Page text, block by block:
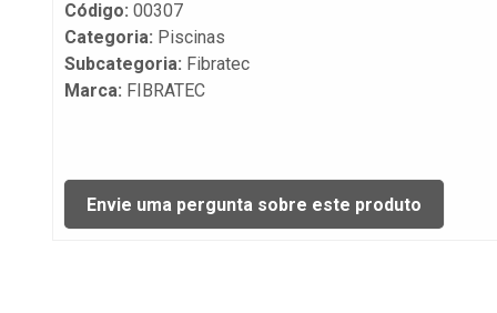
Código: 00307
Categoria: Piscinas
Subcategoria: Fibratec
Marca: FIBRATEC